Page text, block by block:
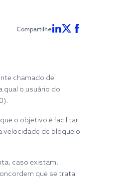
Compartilhe
chamado de
qual o usuário do
o objetivo é facilitar
velocidade de bloqueio
caso existam.
que se trata